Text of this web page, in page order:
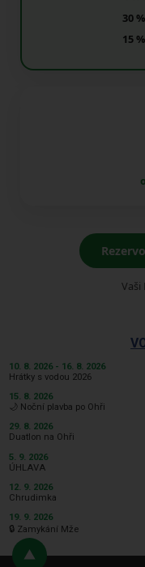
30
15
Vaši
10. 8. 2026 - 16. 8. 2026
Hrátky s vodou 2026
15. 8. 2026
🌙 Noční plavba po Ohři
29. 8. 2026
Duatlon na Ohři
5. 9. 2026
ÚHLAVA
12. 9. 2026
Chrudimka
19. 9. 2026
🔒 Zamykání Mže